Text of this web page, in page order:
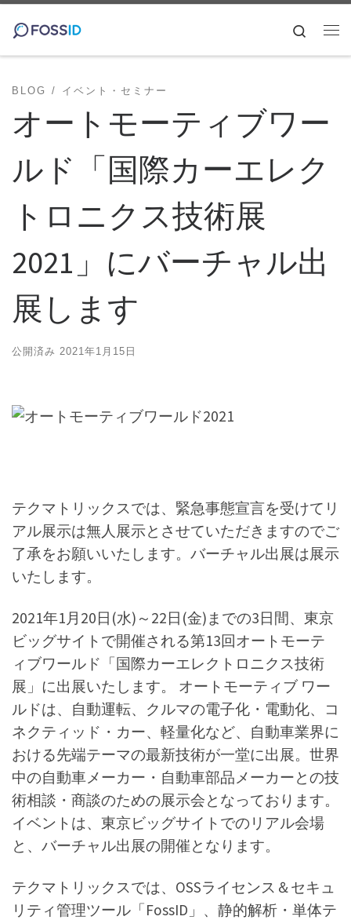
コンテンツへスキップ
Search
BLOG イベント・セミナー
オートモーティブワー
ルド「国際カーエレク
トロニクス技術展
2021」にバーチャル出
展します
公開済み 2021年1月15日
テクマトリックスでは、緊急事態宣言を受けてリ
アル展示は無人展示とさせていただきますのでご
了承をお願いいたします。バーチャル出展は展示
いたします。
2021年1月20日(水)～22日(金)までの3日間、東京
ビッグサイトで開催される第13回オートモーテ
ィブワールド「国際カーエレクトロニクス技術
展」に出展いたします。 オートモーティブ ワー
ルドは、自動運転、クルマの電子化・電動化、コ
ネクティッド・カー、軽量化など、自動車業界に
おける先端テーマの最新技術が一堂に出展。世界
中の自動車メーカー・自動車部品メーカーとの技
術相談・商談のための展示会となっております。
イベントは、東京ビッグサイトでのリアル会場
と、バーチャル出展の開催となります。
テクマトリックスでは、OSSライセンス＆セキュ
リティ管理ツール「FossID」、静的解析・単体テ